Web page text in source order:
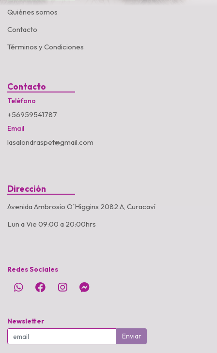
Quiénes somos
Contacto
Términos y Condiciones
Contacto
Teléfono
+56959541787
Email
lasalondraspet@gmail.com
Dirección
Avenida Ambrosio O´Higgins 2082 A, Curacaví
Lun a Vie 09:00 a 20:00hrs
Redes Sociales
Newsletter
Enviar